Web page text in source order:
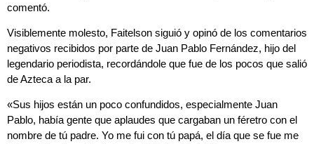
comentó.
Visiblemente molesto, Faitelson siguió y opinó de los comentarios
negativos recibidos por parte de Juan Pablo Fernández, hijo del
legendario periodista, recordándole que fue de los pocos que salió
de Azteca a la par.
«Sus hijos están un poco confundidos, especialmente Juan
Pablo, había gente que aplaudes que cargaban un féretro con el
nombre de tú padre. Yo me fui con tú papá, el día que se fue me